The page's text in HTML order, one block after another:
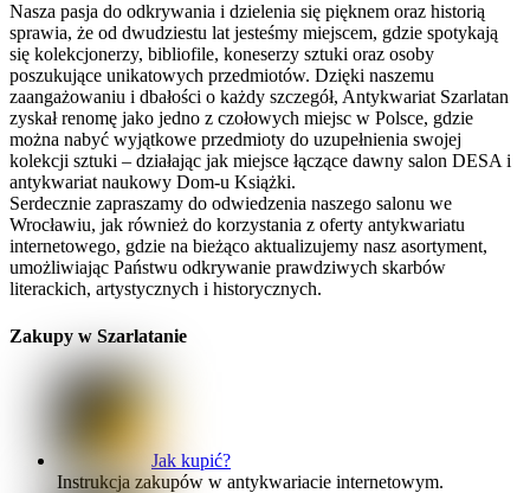
Nasza pasja do odkrywania i dzielenia się pięknem oraz historią
sprawia, że od dwudziestu lat jesteśmy miejscem, gdzie spotykają
się kolekcjonerzy, bibliofile, koneserzy sztuki oraz osoby
poszukujące unikatowych przedmiotów. Dzięki naszemu
zaangażowaniu i dbałości o każdy szczegół, Antykwariat Szarlatan
zyskał renomę jako jedno z czołowych miejsc w Polsce, gdzie
można nabyć wyjątkowe przedmioty do uzupełnienia swojej
kolekcji sztuki – działając jak miejsce łączące dawny salon DESA i
antykwariat naukowy Dom-u Książki.
Serdecznie zapraszamy do odwiedzenia naszego salonu we
Wrocławiu, jak również do korzystania z oferty antykwariatu
internetowego, gdzie na bieżąco aktualizujemy nasz asortyment,
umożliwiając Państwu odkrywanie prawdziwych skarbów
literackich, artystycznych i historycznych.
Zakupy w Szarlatanie
Jak kupić?
Instrukcja zakupów w antykwariacie internetowym.